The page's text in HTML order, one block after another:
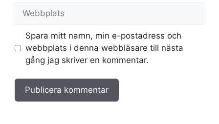
Spara mitt namn, min e-postadress och
webbplats i denna webbläsare till nästa
gång jag skriver en kommentar.